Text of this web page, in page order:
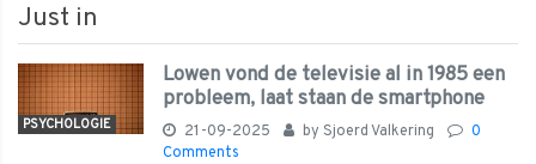
Just in
PSYCHOLOGIE
Lowen vond de televisie al in 1985 een
probleem, laat staan de smartphone
21-09-2025 by Sjoerd Valkering
0
Comments